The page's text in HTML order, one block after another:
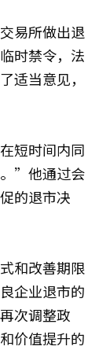
易所做出退
时禁令，法
适当意见，
短时间内同
”他通过会
的退市决
和改善期限
企业退市的
次调整政
价值提升的